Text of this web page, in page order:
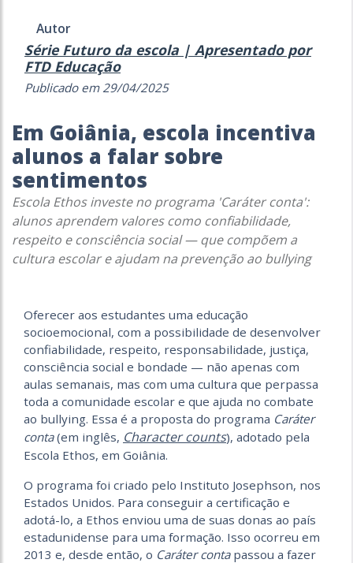
Autor
Série Futuro da escola | Apresentado por
FTD Educação
Publicado em 29/04/2025
Em Goiânia, escola incentiva
alunos a falar sobre
sentimentos
Escola Ethos investe no programa 'Caráter conta':
alunos aprendem valores como confiabilidade,
respeito e consciência social — que compõem a
cultura escolar e ajudam na prevenção ao bullying
Oferecer aos estudantes uma educação
socioemocional, com a possibilidade de desenvolver
confiabilidade, respeito, responsabilidade, justiça,
consciência social e bondade — não apenas com
aulas semanais, mas com uma cultura que perpassa
toda a comunidade escolar e que ajuda no combate
ao bullying. Essa é a proposta do programa Caráter
conta(em inglês, Character counts), adotado pela
Escola Ethos, em Goiânia.
O programa foi criado pelo Instituto Josephson, nos
Estados Unidos. Para conseguir a certificação e
adotá-lo, a Ethos enviou uma de suas donas ao país
estadunidense para uma formação. Isso ocorreu em
2013 e, desde então, o Caráter contapassou a fazer